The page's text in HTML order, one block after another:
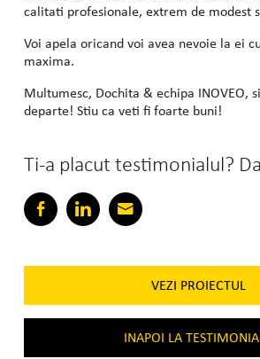
calitati profesionale, extrem de modest
Voi apela oricand voi avea nevoie la ei
maxima.
Multumesc, Dochita & echipa INOVEO,
departe! Stiu ca veti fi foarte buni!
Ti-a placut testimonialul?
VEZI PROIECTUL
INAPOI LA